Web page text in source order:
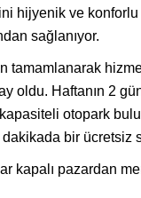
hijyenik ve
sağlanıyor.
tamamlanarak
oldu. Haftanın 2
otopark
bir ücretsiz
pazardan